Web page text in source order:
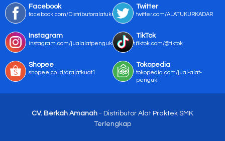
Facebook
facebook.com/Distributoralatukur
Twitter
twitter.com/ALATUKURKADAR
Instagram
instagram.com/jualalatpengukurmurah/
TikTok
tiktok.com/@tiktok
Shopee
shopee.co.id/drajatkuat1
Tokopedia
tokopedia.com/jual-alat-
penguk
CV. Berkah Amanah - Distributor Alat Praktek SMK
Terlengkap